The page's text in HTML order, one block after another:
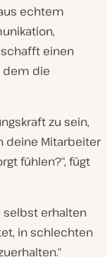
echtem
einen
dem die
zu sein,
deine Mitarbeiter
fühlen?“, fügt
selbst erhalten
in schlechten